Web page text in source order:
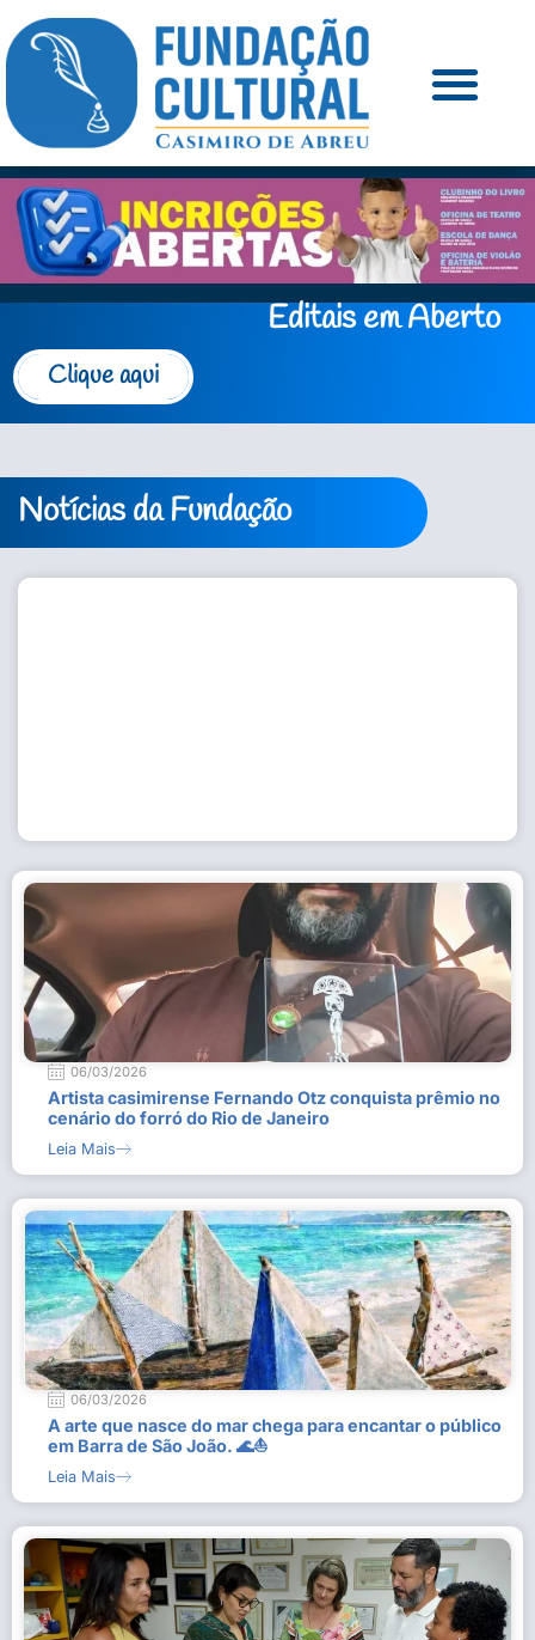
Editais em Aberto
Clique aqui
Notícias da Fundação
06/03/2026
Artista casimirense Fernando Otz conquista prêmio no
cenário do forró do Rio de Janeiro
Leia Mais
06/03/2026
A arte que nasce do mar chega para encantar o público
em Barra de São João. 🌊⛵
Leia Mais